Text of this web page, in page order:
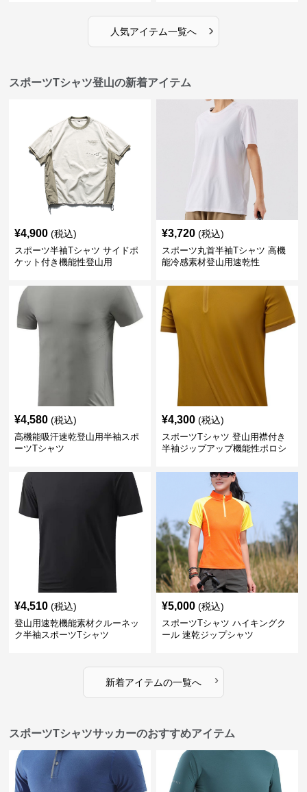
人気アイテム一覧へ ›
スポーツTシャツ登山の新着アイテム
¥4,900 (税込)
スポーツ半袖Tシャツ サイドポ
ケット付き機能性登山用
¥3,720 (税込)
スポーツ丸首半袖Tシャツ 高機
能冷感素材登山用速乾性
¥4,580 (税込)
高機能吸汗速乾登山用半袖スポ
ーツTシャツ
¥4,300 (税込)
スポーツTシャツ 登山用襟付き
半袖ジップアップ機能性ポロシ
¥4,510 (税込)
登山用速乾機能素材クルーネッ
ク半袖スポーツTシャツ
¥5,000 (税込)
スポーツTシャツ ハイキングク
ール 速乾ジップシャツ
新着アイテムの一覧へ ›
スポーツTシャツサッカーのおすすめアイテム